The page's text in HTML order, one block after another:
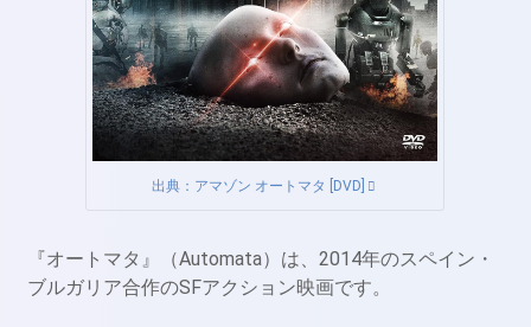
出典：アマゾン オートマタ [DVD]
『オートマタ』（Automata）は、2014年のスペイン・
ブルガリア合作のSFアクション映画です。